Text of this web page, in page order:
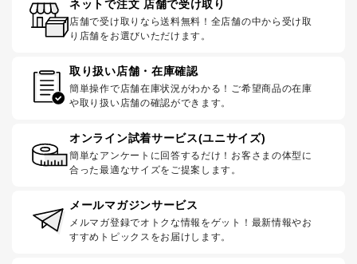
ネットで注文 店舗で受け取り
店舗で受け取りなら送料無料！全店舗の中から受け取
り店舗をお選びいただけます。
取り扱い店舗・在庫確認
簡単操作で店舗在庫状況がわかる！ご希望商品の在庫
や取り扱い店舗の確認ができます。
オンライン試着サービス(ユニサイズ)
簡単なアンケートに回答するだけ！お客さまの体型に
合った最適なサイズをご提案します。
メールマガジンサービス
メルマガ登録でオトクな情報をゲット！最新情報やお
すすめトピックスをお届けします。